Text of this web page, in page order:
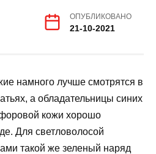
ОПУБЛИКОВАНО
21-10-2021
намного лучше смотрятся в
а обладательницы синих
кожи хорошо
Для светловолосой
такой же зеленый наряд